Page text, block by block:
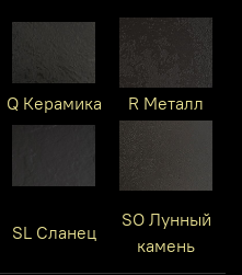
Q Керамика R Металл
SL Сланец
SO Лунный
камень